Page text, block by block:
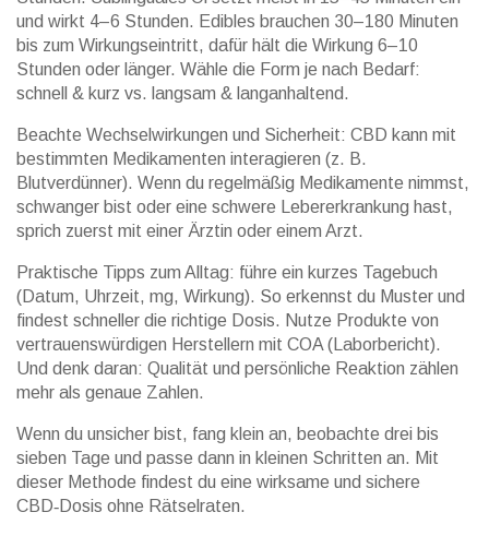
und wirkt 4–6 Stunden. Edibles brauchen 30–180 Minuten
bis zum Wirkungseintritt, dafür hält die Wirkung 6–10
Stunden oder länger. Wähle die Form je nach Bedarf:
schnell & kurz vs. langsam & langanhaltend.
Beachte Wechselwirkungen und Sicherheit: CBD kann mit
bestimmten Medikamenten interagieren (z. B.
Blutverdünner). Wenn du regelmäßig Medikamente nimmst,
schwanger bist oder eine schwere Lebererkrankung hast,
sprich zuerst mit einer Ärztin oder einem Arzt.
Praktische Tipps zum Alltag: führe ein kurzes Tagebuch
(Datum, Uhrzeit, mg, Wirkung). So erkennst du Muster und
findest schneller die richtige Dosis. Nutze Produkte von
vertrauenswürdigen Herstellern mit COA (Laborbericht).
Und denk daran: Qualität und persönliche Reaktion zählen
mehr als genaue Zahlen.
Wenn du unsicher bist, fang klein an, beobachte drei bis
sieben Tage und passe dann in kleinen Schritten an. Mit
dieser Methode findest du eine wirksame und sichere
CBD‑Dosis ohne Rätselraten.